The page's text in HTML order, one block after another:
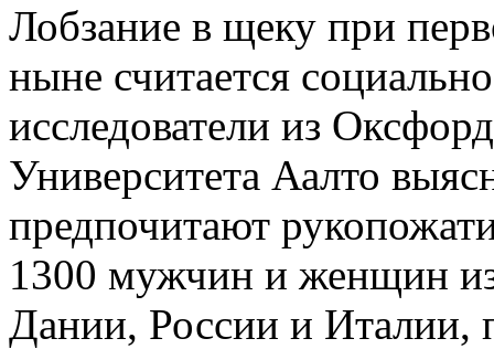
Лобзание в щеку при
ныне считается
исследователи из
Университета Аалто
предпочитают
1300 мужчин и женщин
Дании, России и